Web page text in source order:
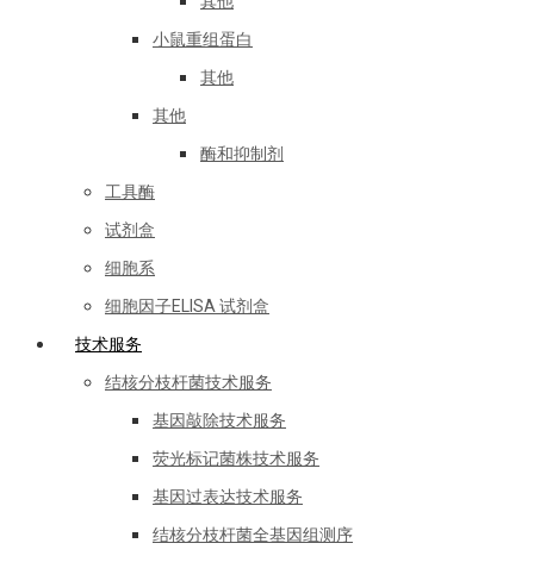
小鼠重组蛋白
其他
其他
酶和抑制剂
工具酶
试剂盒
细胞系
细胞因子ELISA 试剂盒
技术服务
结核分枝杆菌技术服务
基因敲除技术服务
荧光标记菌株技术服务
基因过表达技术服务
结核分枝杆菌全基因组测序